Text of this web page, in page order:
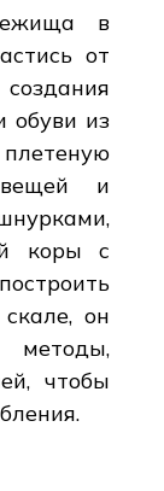
в
от
обуви из
и
коры с
он
методы,
чтобы